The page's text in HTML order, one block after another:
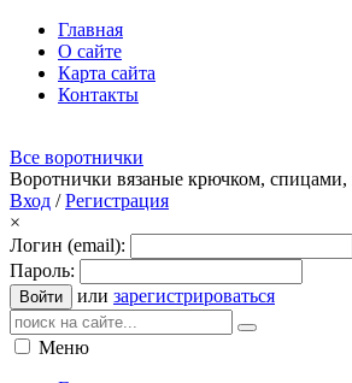
Главная
О сайте
Карта сайта
Контакты
Все воротнички
Воротнички вязаные крючком, спицами,
Вход /Регистрация
×
Логин (email):
Пароль:
Войти или зарегистрироваться
Меню